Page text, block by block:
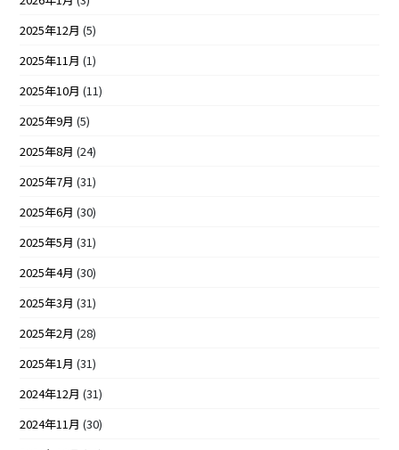
2025年12月 (5)
2025年11月 (1)
2025年10月 (11)
2025年9月 (5)
2025年8月 (24)
2025年7月 (31)
2025年6月 (30)
2025年5月 (31)
2025年4月 (30)
2025年3月 (31)
2025年2月 (28)
2025年1月 (31)
2024年12月 (31)
2024年11月 (30)